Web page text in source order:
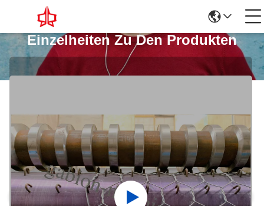
Einzelheiten Zu Den Produkten